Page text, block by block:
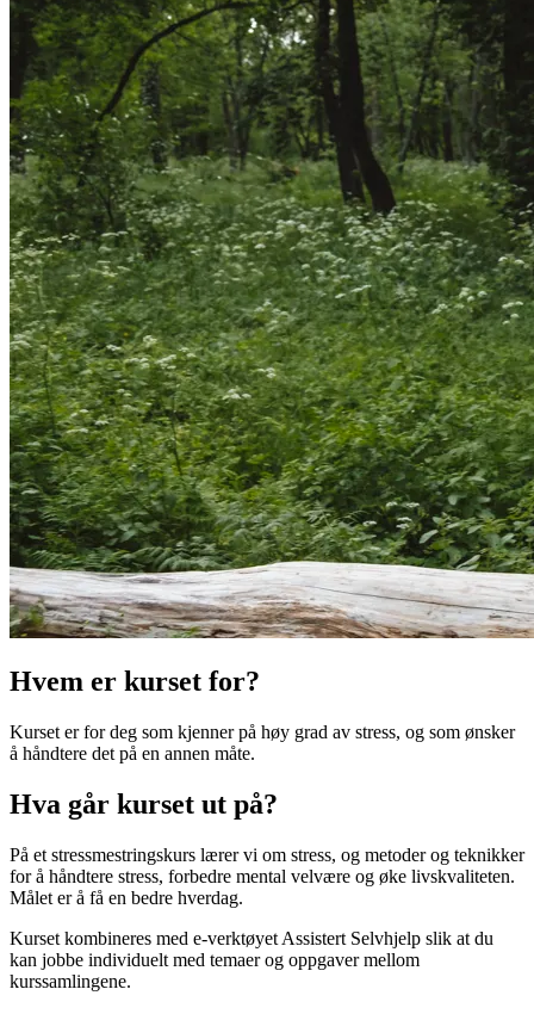
Hvem er kurset for?
Kurset er for deg som kjenner på høy grad av stress, og som ønsker
å håndtere det på en annen måte.
Hva går kurset ut på?
På et stressmestringskurs lærer vi om stress, og metoder og teknikker
for å håndtere stress, forbedre mental velvære og øke livskvaliteten.
Målet er å få en bedre hverdag.
Kurset kombineres med e-verktøyet Assistert Selvhjelp slik at du
kan jobbe individuelt med temaer og oppgaver mellom
kurssamlingene.